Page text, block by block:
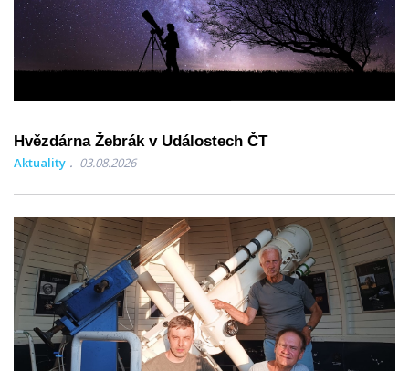
Hvězdárna Žebrák v Událostech ČT
Aktuality 03.08.2026